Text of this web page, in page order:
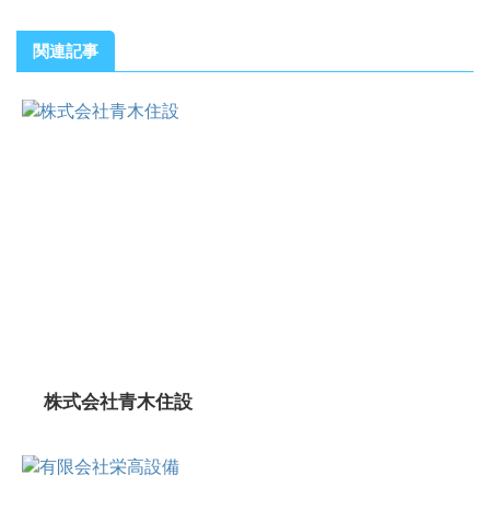
関連記事
株式会社青木住設